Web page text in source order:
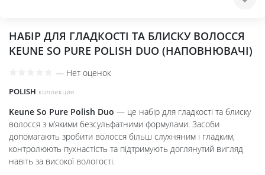
НАБІР ДЛЯ ГЛАДКОСТІ ТА БЛИСКУ ВОЛОССЯ
KEUNE SO PURE POLISH DUO (НАПОВНЮВАЧІ)
— Нет оценок
POLISH коллекция
Keune So Pure Polish Duo — це набір для гладкості та блиску
волосся з м’якими безсульфатними формулами. Засоби
допомагають зробити волосся більш слухняним і гладким,
контролюють пухнастість та підтримують доглянутий вигляд
навіть за високої вологості.